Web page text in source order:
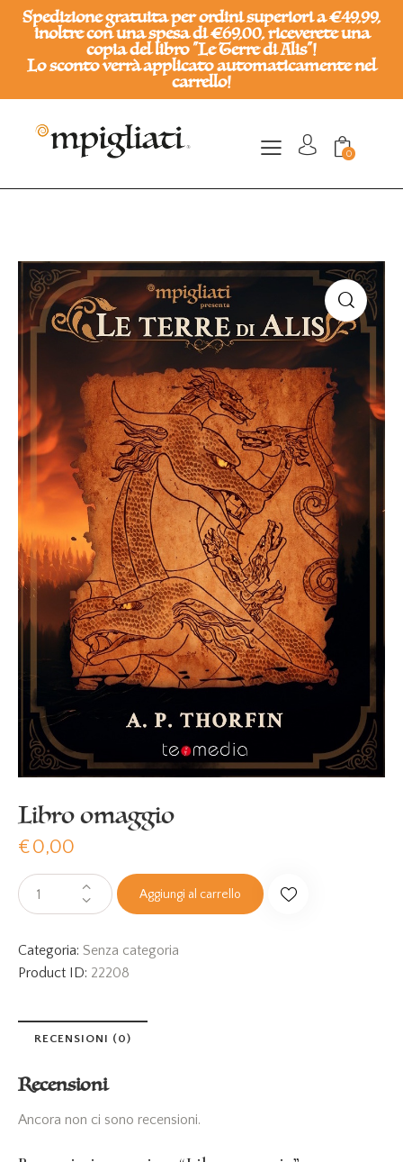
Spedizione gratuita per ordini superiori a €49,99,
inoltre con una spesa di €69,00, riceverete una
copia del libro "Le Terre di Alis"!
Lo sconto verrà applicato automaticamente nel
carrello!
0
Libro omaggio
€0,00
Aggiungi al carrello
Categoria: Senza categoria
Product ID: 22208
RECENSIONI (0)
Recensioni
Ancora non ci sono recensioni.